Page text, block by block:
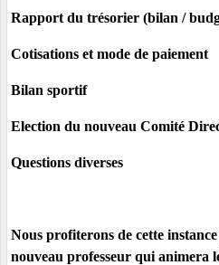
Rapport du trésorier (bilan /
Cotisations et mode de paiement
Bilan sportif
Election du nouveau Comité
Questions diverses
Nous profiterons de cette
nouveau professeur qui animera